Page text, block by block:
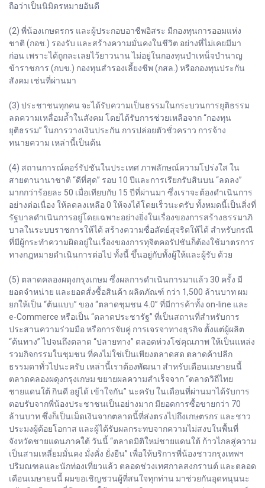
ถือว่าเป็นนิมิตรหมายอันดี
(2) พี่น้องเกษตรกร และผู้ประกอบอาชีพอิสระ มีกองทุนการออมแห่ง
ชาติ (กอช.) รองรับ และสร้างความมั่นคงในชีวิต อย่างที่ไม่เคยมีมา
ก่อน เพราะได้ถูกละเลยไว้ยาวนาน ไม่อยู่ในกองทุนบำเหน็จบำนาญ
ข้าราชการ (กบข.) กองทุนสำรองเลี้ยงชีพ (กสล.) หรือกองทุนประกัน
สังคม เช่นที่ผ่านมา
(3) ประชาชนทุกคน จะได้รับความเป็นธรรมในกระบวนการยุติธรรม
ลดความเหลื่อมล้ำในสังคม โดยได้รับการช่วยเหลือจาก “กองทุน
ยุติธรรม” ในการวางเงินประกัน การปล่อยตัวชั่วคราว การจ้าง
ทนายความ เหล่านี้เป็นต้น
(4) สถานการณ์คอร์รัปชันในประเทศ ภาพลักษณ์ความโปร่งใส ใน
สายตานานาชาติ “ดีที่สุด” รอบ 10 ปีและการเรียกรับสินบน “ลดลง”
มากกว่าร้อยละ 50 เมื่อเทียบกับ 15 ปีที่ผ่านมา ซึ่งเราจะต้องดำเนินการ
อย่างต่อเนื่อง ให้ลดลงเหลือ 0 ให้จงได้โดยเร็วนะครับ ทั้งหมดนี้เป็นสิ่งที่
รัฐบาลดำเนินการอยู่โดยเฉพาะอย่างยิ่งในเรื่องของการสร้างธรรมาภิ
บาลในระบบราชการให้ได้ สร้างความซื่อสัตย์สุจริตให้ได้ สำหรับกรณี
ที่มีผู้กระทำความผิดอยู่ในเรื่องของการทุจิตคอรัปชันก็ต้องใช้มาตรการ
ทางกฎหมายดำเนินการต่อไป ทั้งนี้ ขึ้นอยู่กับทั้งผู้ให้และผู้รับ ด้วย
(5) ตลาดคลองผดุงกรุงเกษม ซึ่งผลการดำเนินการมาแล้ว 30 ครั้ง มี
ยอดจำหน่าย และยอดสั่งซื้อสินค้า ผลิตภัณฑ์ กว่า 1,500 ล้านบาท ผม
ยกให้เป็น “ต้นแบบ” ของ “ตลาดชุมชน 4.0” ที่มีการค้าทั้ง on-line และ
e-Commerce หรือเป็น “ตลาดประชารัฐ” ที่เป็นสถานที่สำหรับการ
ประสานความร่วมมือ หรือการจับคู่ การเจรจาทางธุรกิจ ตั้งแต่ผู้ผลิต
“ต้นทาง” ไปจนถึงตลาด “ปลายทาง” ตลอดห่วงโซ่คุณภาพ ให้เป็นแหล่ง
รวมกิจกรรมในชุมชน ที่คงไม่ใช่เป็นเพียงตลาดสด ตลาดค้าปลีก
ธรรมดาทั่วไปนะครับ เหล่านี้เราต้องพัฒนา สำหรับเดือนเมษายนนี้
ตลาดคลองผดุงกรุงเกษม ขยายผลความสำเร็จจาก “ตลาดวิถีไทย
ชายแดนใต้ กินดี อยู่ได้ เข้าใจกัน” นะครับ ในเดือนที่ผ่านมาได้รับการ
ตอบรับจากพี่น้องประชาชนเป็นอย่างมาก มียอดการซื้อขายกว่า 70
ล้านบาท ซึ่งก็เป็นเม็ดเงินจากตลาดนี้ที่ส่งตรงไปถึงเกษตรกร และชาว
ประมงผู้ด้อยโอกาส และผู้ได้รับผลกระทบจากความไม่สงบในพื้นที่
จังหวัดชายแดนภาคใต้ วันนี้ “ตลาดมิติใหม่ชายแดนใต้ ก้าวไกลสู่ความ
เป็นสามเหลี่ยมมั่นคง มั่งคั่ง ยั่งยืน” เพื่อให้บริการพี่น้องชาวกรุงเทพฯ
ปริมณฑลและนักท่องเที่ยวแล้ว ตลอดช่วงเทศกาลสงกรานต์ และตลอด
เดือนเมษายนนี้ ผมขอเชิญชวนผู้ที่สนใจทุกท่าน มาช่วยกันอุดหนุนนะ